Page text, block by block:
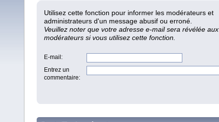
Utilisez cette fonction pour informer les modérateurs et
administrateurs d'un message abusif ou erroné.
Veuillez noter que votre adresse e-mail sera révélée aux
modérateurs si vous utilisez cette fonction.
E-mail :
Entrez un
commentaire: